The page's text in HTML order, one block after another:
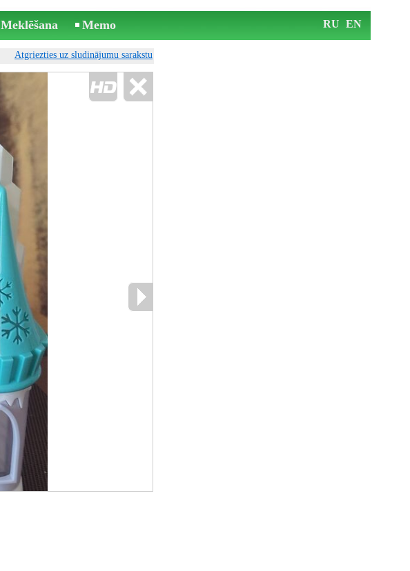
Meklēšana Memo RU EN
Atgriezties uz sludinājumu sarakstu